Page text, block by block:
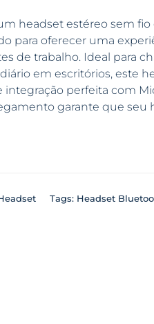
headset estéreo sem fio
para oferecer uma
de trabalho. Ideal para
em escritórios, este
perfeita com
garante que seu
Tags: Headset